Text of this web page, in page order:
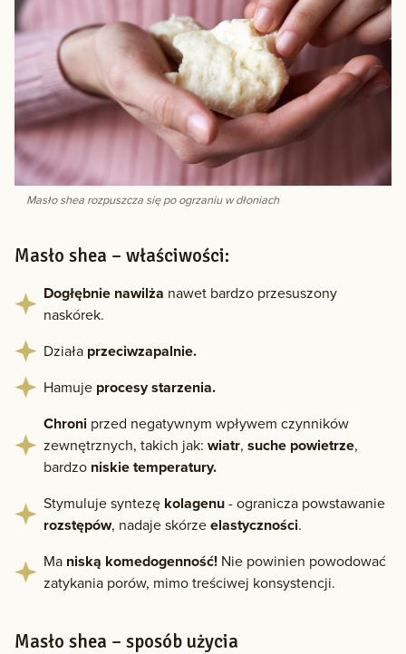
Masło shea rozpuszcza się po ogrzaniu w dłoniach
Masło shea – właściwości:
Dogłębnie nawilża nawet bardzo przesuszony
naskórek.
Działa przeciwzapalnie.
Hamuje procesy starzenia.
Chroni przed negatywnym wpływem czynników
zewnętrznych, takich jak: wiatr, suche powietrze,
bardzo niskie temperatury.
Stymuluje syntezę kolagenu- ogranicza powstawanie
rozstępów, nadaje skórzeelastyczności.
Ma niską komedogenność! Nie powinien powodować
zatykania porów, mimo treściwej konsystencji.
Masło shea – sposób użycia